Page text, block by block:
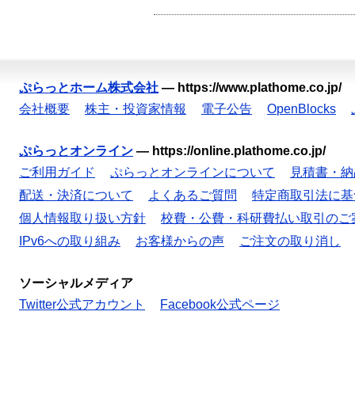
ぷらっとホーム株式会社 — https://www.plathome.co.jp/
会社概要
株主・投資家情報 電子公告 OpenBlocks
ぷらっとオンライン — https://online.plathome.co.jp/
ご利用ガイド
ぷらっとオンラインについて
見積書・
配送・決済について
よくあるご質問
特定商取引法に
個人情報取り扱い方針
校費・公費・科研費払い取引のご
IPv6への取り組み
お客様からの声 ご注文の取り消し
ソーシャルメディア
Twitter公式アカウント
Facebook公式ページ